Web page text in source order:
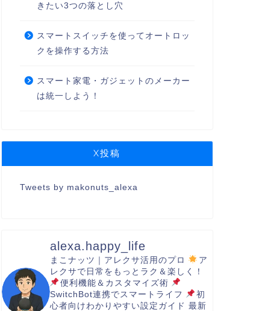
きたい3つの落とし穴
スマートスイッチを使ってオートロッ
クを操作する方法
スマート家電・ガジェットのメーカー
は統一しよう！
X投稿
Tweets by makonuts_alexa
alexa.happy_life
まこナッツ｜アレクサ活用のプロ
ア
レクサで日常をもっとラク＆楽しく！
便利機能＆カスタマイズ術
SwitchBot連携でスマートライフ
初
心者向けわかりやすい設定ガイド 最新